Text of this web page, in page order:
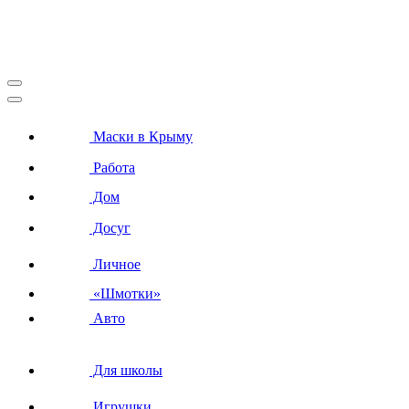
Маски в Крыму
Работа
Дом
Досуг
Личное
«Шмотки»
Авто
Для школы